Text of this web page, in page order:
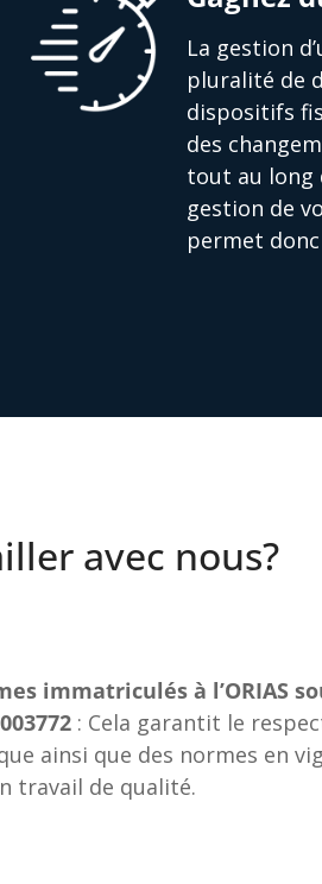
La gestion
pluralité de
dispositifs
des
tout au long
gestion de
permet
avec nous?
immatriculés à l’ORIAS
: Cela garantit le
ainsi que des normes en
travail de qualité.